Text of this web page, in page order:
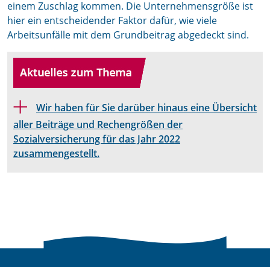
einem Zuschlag kommen. Die Unternehmensgröße ist
hier ein entscheidender Faktor dafür, wie viele
Arbeitsunfälle mit dem Grundbeitrag abgedeckt sind.
Wir haben für Sie darüber hinaus eine Übersicht
aller Beiträge und Rechengrößen der
Sozialversicherung für das Jahr 2022
zusammengestellt.